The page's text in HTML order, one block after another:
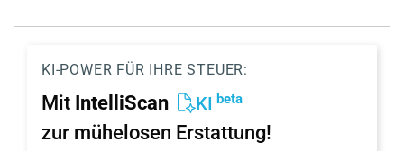
KI-POWER FÜR IHRE STEUER:
Mit IntelliScan KI beta
zur mühelosen Erstattung!